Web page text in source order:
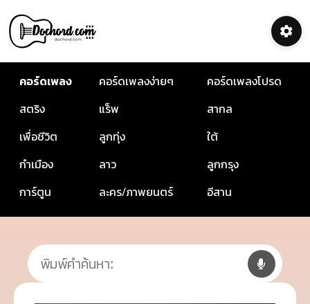
คอร์ดเพลง คอร์ดเพลงง่ายๆ
คอร์ดเพลงโปรด
สตริง
แร็พ
สากล
เพื่อชีวิต
ลูกทุ่ง
ใต้
กำเมือง
ลาว
ลูกกรุง
การ์ตูน
ละคร/ภาพยนตร์ อีสาน